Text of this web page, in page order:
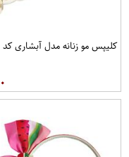
کلیپس مو زنانه مدل آبشاری کد 165
۰